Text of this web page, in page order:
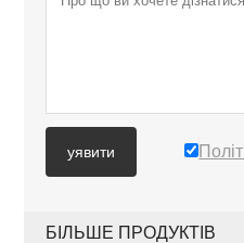
уявити
БІЛЬШЕ ПРОДУКТІВ